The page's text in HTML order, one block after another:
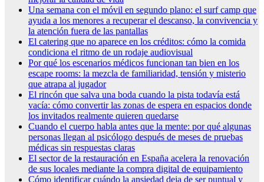
Una semana con el móvil en segundo plano: el surf camp que
ayuda a los menores a recuperar el descanso, la convivencia y
la atención fuera de las pantallas
El catering que no aparece en los créditos: cómo la comida
condiciona el ritmo de un rodaje audiovisual
Por qué los escenarios médicos funcionan tan bien en los
escape rooms: la mezcla de familiaridad, tensión y misterio
que atrapa al jugador
El rincón que salva una boda cuando la pista todavía está
vacía: cómo convertir las zonas de espera en espacios donde
los invitados realmente quieren quedarse
Cuando el cuerpo habla antes que la mente: por qué algunas
personas llegan al psicólogo después de meses de pruebas
médicas sin respuestas claras
El sector de la restauración en España acelera la renovación
de sus locales mediante la compra digital de equipamiento
Cómo identificar cuándo la ansiedad deja de ser puntual y